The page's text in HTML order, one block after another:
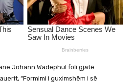
Johann Wadephul foli gjatë
“Formimi i guximshëm i së